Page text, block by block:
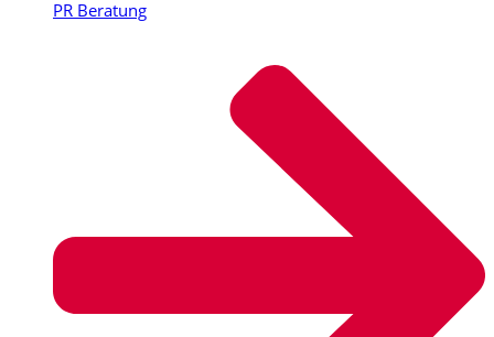
PR Beratung​